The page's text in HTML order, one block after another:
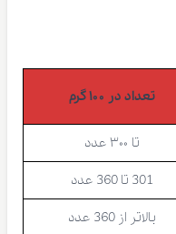
تعداد در ۱۰۰ گرم
تا ۳۰۰ عدد
301 تا 360 عدد
بالاتر از 360 عدد